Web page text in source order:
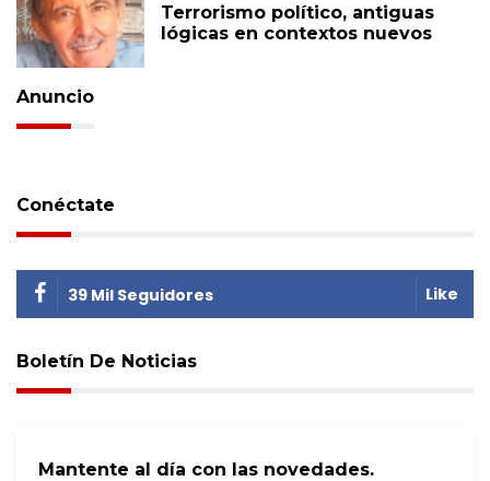
Terrorismo político, antiguas
lógicas en contextos nuevos
Anuncio
Conéctate
39 Mil Seguidores Like
Boletín De Noticias
Mantente al día con las novedades.